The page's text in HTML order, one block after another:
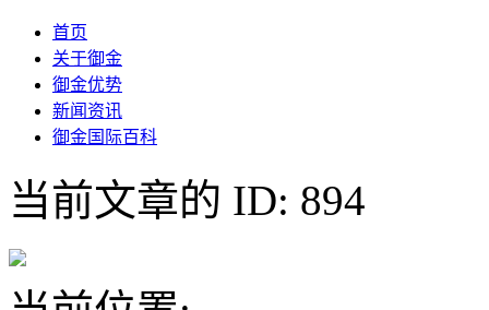
首页
关于御金
御金优势
新闻资讯
御金国际百科
当前文章的 ID: 894